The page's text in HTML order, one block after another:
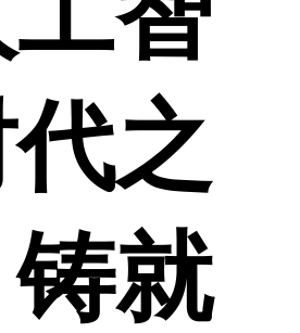
之
就